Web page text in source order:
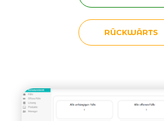
RÜCKWÄRTS